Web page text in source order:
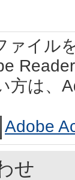
ァイル
方は、
Adobe
せ